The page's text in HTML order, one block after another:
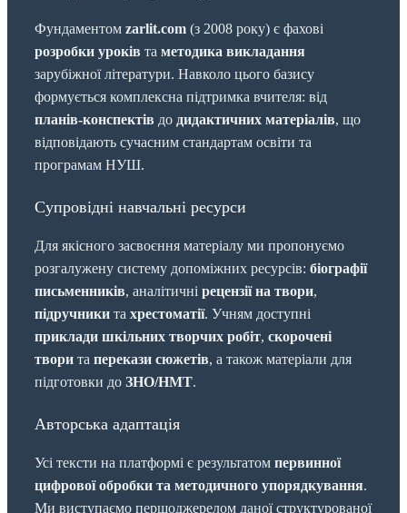
Фундаментом zarlit.com (з 2008 року) є фахові
розробки уроків та методика викладання
зарубіжної літератури. Навколо цього базису
формується комплексна підтримка вчителя: від
планів-конспектів до дидактичних матеріалів, що
відповідають сучасним стандартам освіти та
програмам НУШ.
Супровідні навчальні ресурси
Для якісного засвоєння матеріалу ми пропонуємо
розгалужену систему допоміжних ресурсів: біографії
письменників, аналітичні рецензії на твори,
підручники та хрестоматії. Учням доступні
приклади шкільних творчих робіт, скорочені
твори та перекази сюжетів, а також матеріали для
підготовки до ЗНО/НМТ.
Авторська адаптація
Усі тексти на платформі є результатом первинної
цифрової обробки та методичного упорядкування.
Ми виступаємо першоджерелом даної структурованої